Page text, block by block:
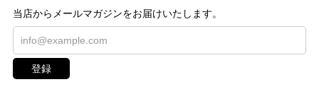
当店からメールマガジンをお届けいたします。
登録